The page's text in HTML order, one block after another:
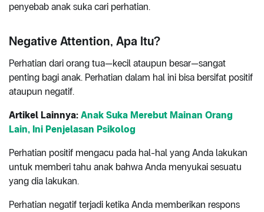
penyebab anak suka cari perhatian.
Negative Attention, Apa Itu?
Perhatian dari orang tua—kecil ataupun besar—sangat
penting bagi anak. Perhatian dalam hal ini bisa bersifat positif
ataupun negatif.
Artikel Lainnya: Anak Suka Merebut Mainan Orang
Lain, Ini Penjelasan Psikolog
Perhatian positif mengacu pada hal-hal yang Anda lakukan
untuk memberi tahu anak bahwa Anda menyukai sesuatu
yang dia lakukan.
Perhatian negatif terjadi ketika Anda memberikan respons